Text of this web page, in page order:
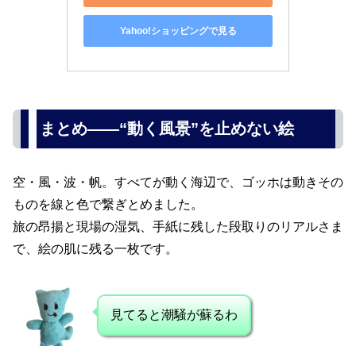
Yahoo!ショッピングで見る
まとめ――“動く風景”を止めない絵
空・風・波・帆。すべてが動く海辺で、ゴッホは動きその
ものを線と色で繋ぎとめました。
旅の昂揚と現場の湿気、手紙に残した段取りのリアルさま
で、絵の肌に残る一枚です。
見てると潮騒が蘇るわ